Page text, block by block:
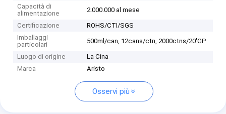
Capacità di
alimentazione
2.000.000 al mese
Certificazione
ROHS/CTI/SGS
Imballaggi
particolari
500ml/can, 12cans/ctn, 2000ctns/20'GP
Luogo di origine
La Cina
Marca
Aristo
Osservi più